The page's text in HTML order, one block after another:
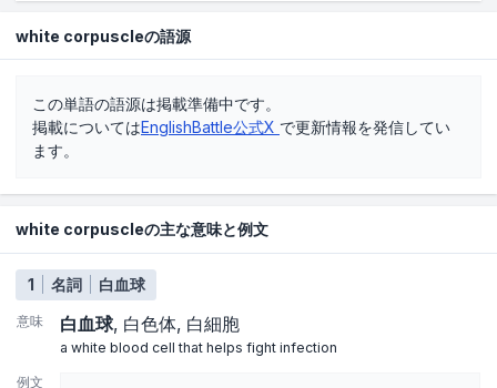
white corpuscleの語源
この単語の語源は掲載準備中です。
掲載についてはEnglishBattle公式X で更新情報を発信してい
ます。
white corpuscleの主な意味と例文
1 名詞 白血球
意味 白血球 白色体 白細胞
a white blood cell that helps fight infection
例文